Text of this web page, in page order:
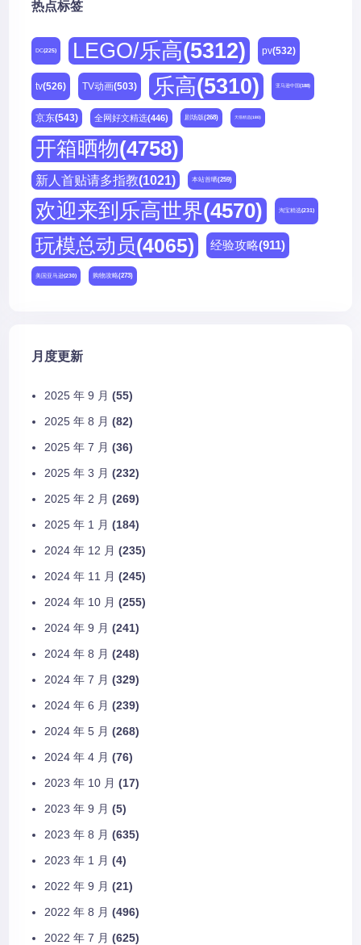
热点标签
DC(225) LEGO/乐高(5312) pv(532)
tv(526) TV动画(503) 乐高(5310) 亚马逊中国(188)
京东(543) 全网好文精选(446) 剧场版(268) 天猫精选(180)
开箱晒物(4758)
新人首贴请多指教(1021) 本站首晒(259)
欢迎来到乐高世界(4570) 淘宝精选(231)
玩模总动员(4065) 经验攻略(911)
美国亚马逊(230) 购物攻略(273)
月度更新
2025 年 9 月 (55)
2025 年 8 月 (82)
2025 年 7 月 (36)
2025 年 3 月 (232)
2025 年 2 月 (269)
2025 年 1 月 (184)
2024 年 12 月 (235)
2024 年 11 月 (245)
2024 年 10 月 (255)
2024 年 9 月 (241)
2024 年 8 月 (248)
2024 年 7 月 (329)
2024 年 6 月 (239)
2024 年 5 月 (268)
2024 年 4 月 (76)
2023 年 10 月 (17)
2023 年 9 月 (5)
2023 年 8 月 (635)
2023 年 1 月 (4)
2022 年 9 月 (21)
2022 年 8 月 (496)
2022 年 7 月 (625)